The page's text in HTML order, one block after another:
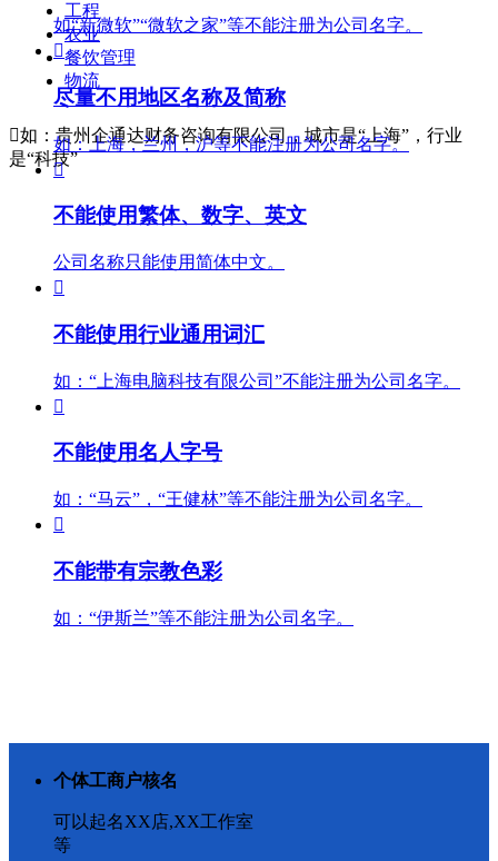
工程
农业
餐饮管理
物流
如：贵州企通达财务咨询有限公司，城市是“上海”，行业
是“科技”
如“新微软”“微软之家”等不能注册为公司名字。

尽量不用地区名称及简称
如：上海，兰州，沪等不能注册为公司名字。

不能使用繁体、 数字、英文
公司名称只能使用简体中文。

不能使用行业通用词汇
如：“上海电脑科技有限公司”不能注册为公司名字。

不能使用名人字号
如：“马云”，“王健林”等不能注册为公司名字。

不能带有宗教色彩
如：“伊斯兰”等不能注册为公司名字。
个体工商户核名
可以起名XX店,XX工作室
等